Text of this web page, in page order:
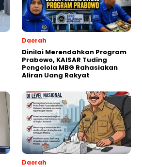
Daerah
Dinilai Merendahkan Program
Prabowo, KAISAR Tuding
Pengelola MBG Rahasiakan
Aliran Uang Rakyat
Daerah